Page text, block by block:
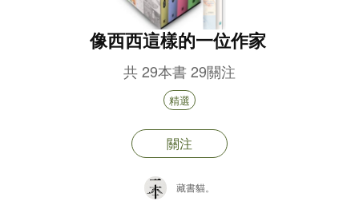
像西西這樣的一位作家
共29本書 29關注
精選
關注
藏書貓。